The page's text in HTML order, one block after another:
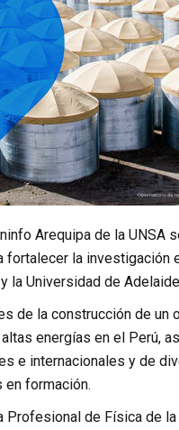
Arequipa de la UNSA
la investigación
la Universidad de
de la construcción de un
energías en el Perú,
e internacionales y de
formación.
de Física de